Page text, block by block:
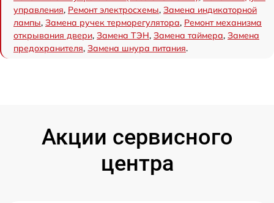
управления, Ремонт электросхемы, Замена индикаторной
лампы, Замена ручек терморегулятора, Ремонт механизма
открывания двери, Замена ТЭН, Замена таймера, Замена
предохранителя, Замена шнура питания.
Акции сервисного
центра